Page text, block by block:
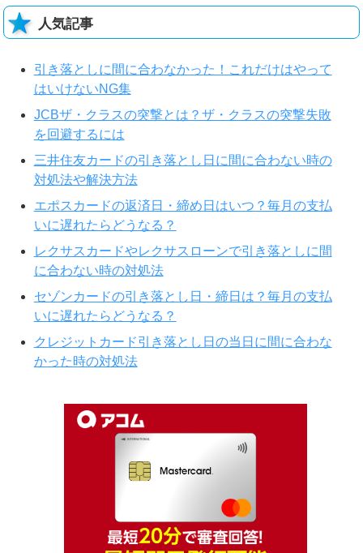
人気記事
引き落としに間に合わなかった！これだけはやって
はいけないNG集
JCBザ・クラスの突撃とは？ザ・クラスの突撃失敗
を回避するには
三井住友カードの引き落とし日に間に合わない時の
対処法や解決方法
エポスカードの返済日・締め日はいつ？毎月の支払
いに遅れたらどうなる？
レクサスカードやレクサスローンで引き落としに間
に合わない時の対処法
セゾンカードの引き落とし日・締日は？毎月の支払
いに遅れたらどうなる？
クレジットカード引き落とし日の当日に間に合わな
かった時の対処法